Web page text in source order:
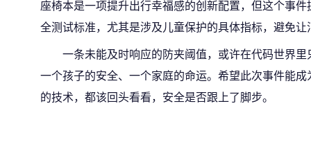
座椅本是一项提升出行幸福感的创新配置，但这个事
全测试标准，尤其是涉及儿童保护的具体指标，避免让
一条未能及时响应的防夹阈值，或许在代码世界
一个孩子的安全、一个家庭的命运。希望此次事件能成
的技术，都该回头看看，安全是否跟上了脚步。